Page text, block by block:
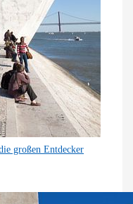
großen Entdecker